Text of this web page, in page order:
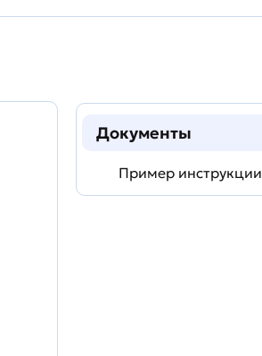
Документы
Пример инструкции